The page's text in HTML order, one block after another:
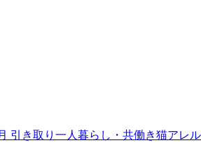
引き取り 一人暮らし・共働き猫アレ